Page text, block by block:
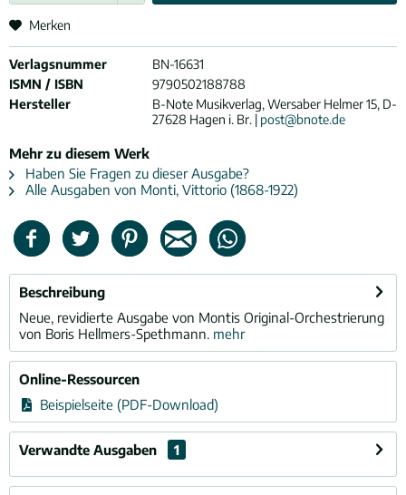
Merken
Verlagsnummer
BN-16631
ISMN / ISBN
9790502188788
Hersteller
B-Note Musikverlag, Wersaber Helmer 15, D-
27628 Hagen i. Br. | post@bnote.de
Mehr zu diesem Werk
Haben Sie Fragen zu dieser Ausgabe?
Alle Ausgaben von Monti, Vittorio (1868-1922)
Beschreibung
Neue, revidierte Ausgabe von Montis Original-Orchestrierung
von Boris Hellmers-Spethmann. mehr
Online-Ressourcen
Beispielseite (PDF-Download)
Verwandte Ausgaben 1